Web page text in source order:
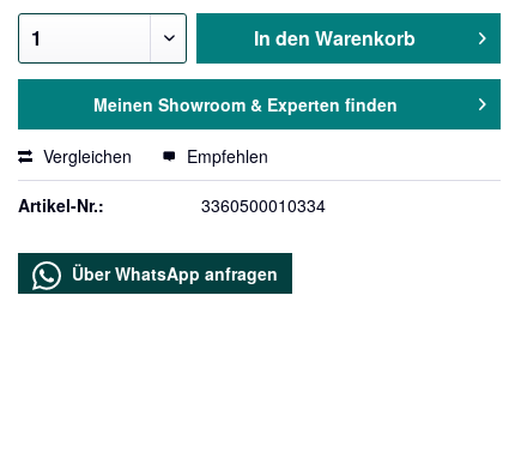
In den Warenkorb
Meinen Showroom & Experten finden
Vergleichen Empfehlen
Artikel-Nr.: 3360500010334
Über WhatsApp anfragen